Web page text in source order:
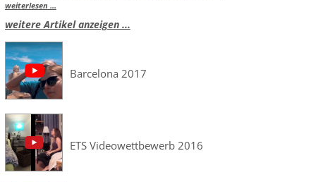
weiterlesen ...
weitere Artikel anzeigen ...
Barcelona 2017
ETS Videowettbewerb 2016